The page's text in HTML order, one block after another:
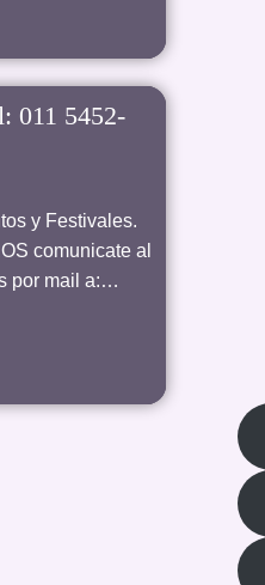
011 5452-
y Festivales.
comunicate al
por mail a:…